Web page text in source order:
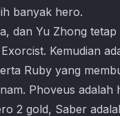
banyak hero.
dan Yu Zhong tetap
Kemudian
Ruby yang
Phoveus adalah
2 gold, Saber